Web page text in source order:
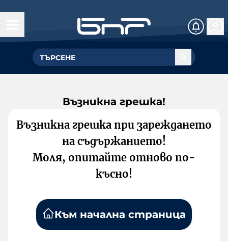
Възникна грешка!
Възникна грешка при зареждането
на съдържанието!
Моля, опитайте отново по-
късно!
Към начална страница